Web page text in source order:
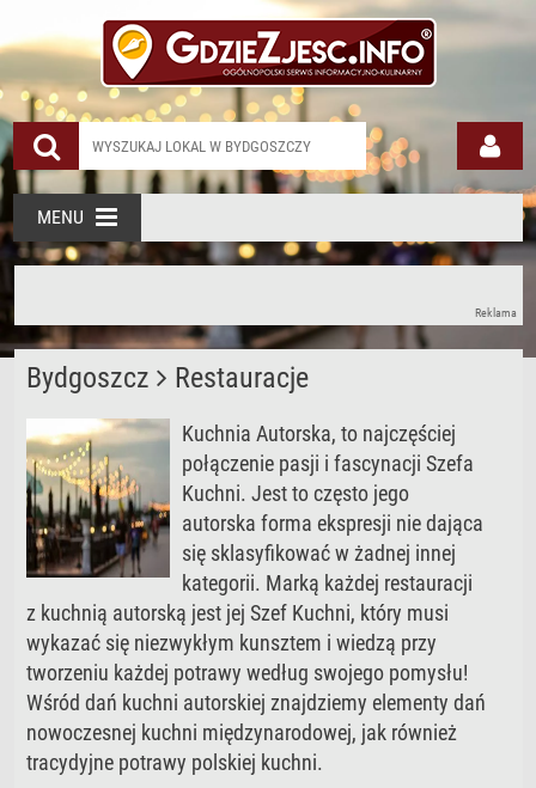
Restauracja Autorska
MENU
Reklama
Bydgoszcz Restauracje
Kuchnia Autorska, to najczęściej
połączenie pasji i fascynacji Szefa
Kuchni. Jest to często jego
autorska forma ekspresji nie dająca
się sklasyfikować w żadnej innej
kategorii. Marką każdej restauracji
z kuchnią autorską jest jej Szef Kuchni, który musi
wykazać się niezwykłym kunsztem i wiedzą przy
tworzeniu każdej potrawy według swojego pomysłu!
Wśród dań kuchni autorskiej znajdziemy elementy dań
nowoczesnej kuchni międzynarodowej, jak również
tracydyjne potrawy polskiej kuchni.